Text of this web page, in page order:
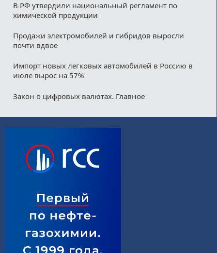
В РФ утвердили национальный регламент по
химической продукции
Продажи электромобилей и гибридов выросли
почти вдвое
Импорт новых легковых автомобилей в Россию в
июле вырос на 57%
Закон о цифровых валютах. Главное